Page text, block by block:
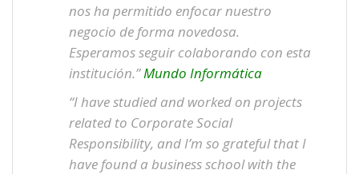
nos ha permitido enfocar nuestro
negocio de forma novedosa.
Esperamos seguir colaborando con esta
institución.”Mundo Informática
“I have studied and worked on projects
related to Corporate Social
Responsibility, and I’m so grateful that I
have found a business school with the